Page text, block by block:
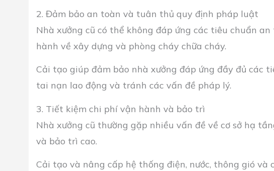
2. Đảm bảo an toàn và tuân thủ quy định pháp luật
Nhà xưởng cũ có thể không đáp ứng các tiêu chuẩn
hành về xây dựng và phòng cháy chữa cháy.
Cải tạo giúp đảm bảo nhà xưởng đáp ứng đầy đủ các
tai nạn lao động và tránh các vấn đề pháp lý.
3. Tiết kiệm chi phí vận hành và bảo trì
Nhà xưởng cũ thường gặp nhiều vấn đề về cơ sở hạ
và bảo trì cao.
Cải tạo và nâng cấp hệ thống điện, nước, thông gió